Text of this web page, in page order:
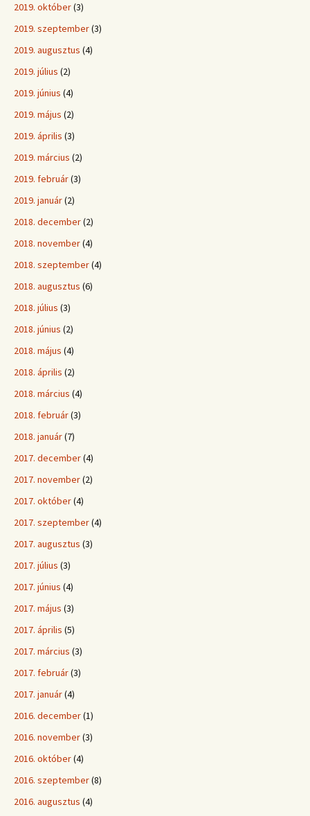
2019. október(3)
2019. szeptember(3)
2019. augusztus (4)
2019. július (2)
2019. június (4)
2019. május (2)
2019. április (3)
2019. március (2)
2019. február(3)
2019. január(2)
2018. december(2)
2018. november(4)
2018. szeptember(4)
2018. augusztus (6)
2018. július (3)
2018. június (2)
2018. május (4)
2018. április (2)
2018. március (4)
2018. február(3)
2018. január(7)
2017. december(4)
2017. november(2)
2017. október(4)
2017. szeptember(4)
2017. augusztus (3)
2017. július (3)
2017. június (4)
2017. május (3)
2017. április (5)
2017. március (3)
2017. február(3)
2017. január(4)
2016. december(1)
2016. november(3)
2016. október(4)
2016. szeptember(8)
2016. augusztus (4)